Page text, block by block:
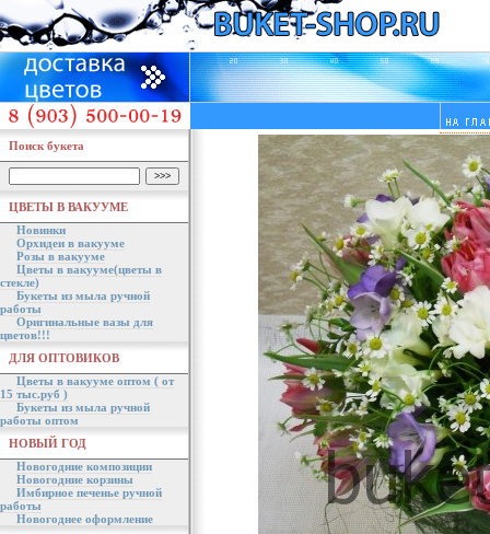
Поиск букета
ЦВЕТЫ В ВАКУУМЕ
Новинки
Орхидеи в вакууме
Розы в вакууме
Цветы в вакууме(цветы в
стекле)
Букеты из мыла ручной
работы
Оригинальные вазы для
цветов!!!
ДЛЯ ОПТОВИКОВ
Цветы в вакууме оптом ( от
15 тыс.руб )
Букеты из мыла ручной
работы оптом
НОВЫЙ ГОД
Новогодние композиции
Новогодние корзины
Имбирное печенье ручной
работы
Новогоднее оформление